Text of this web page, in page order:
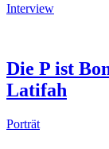
Interview
Die P ist
Latifah
Porträt